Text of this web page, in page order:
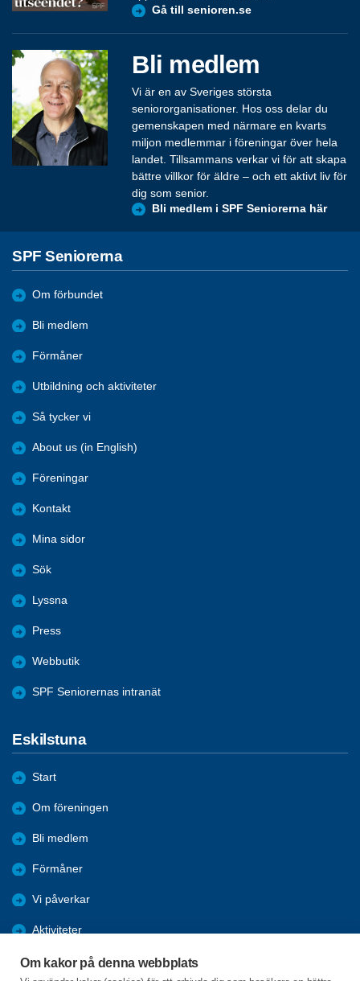
Om kakor på denna webbplats
Gå till senioren.se
Bli medlem
Vi är en av Sveriges största
seniororganisationer. Hos oss delar du
gemenskapen med närmare en kvarts
miljon medlemmar i föreningar över hela
landet. Tillsammans verkar vi för att skapa
bättre villkor för äldre – och ett aktivt liv för
dig som senior.
Bli medlem i SPF Seniorerna här
SPF Seniorerna
Om förbundet
Bli medlem
Förmåner
Utbildning och aktiviteter
Så tycker vi
About us (in English)
Föreningar
Kontakt
Mina sidor
Sök
Lyssna
Press
Webbutik
SPF Seniorernas intranät
Eskilstuna
Start
Om föreningen
Bli medlem
Förmåner
Vi påverkar
Aktiviteter
Nyheter